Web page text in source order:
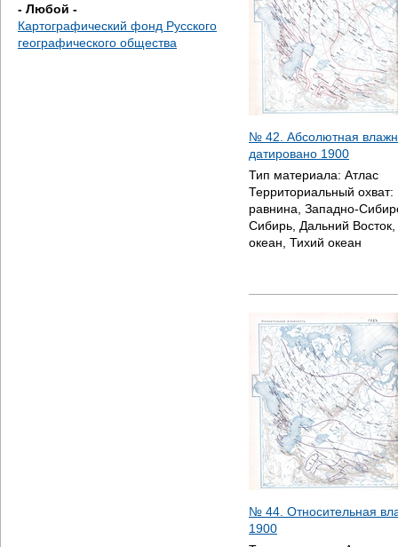
с
ь
- Любой -
Картографический фонд Русского
географического общества
№ 42. Абсолютная
датировано 1900
Тип материала: Атлас
Территориальный охват:
равнина, Западно-
Сибирь, Дальний
океан, Тихий океан
№ 44. Относительная
1900